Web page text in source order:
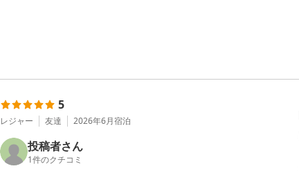
5
レジャー 友達 2026年6月宿泊
投稿者さん
1件のクチコミ